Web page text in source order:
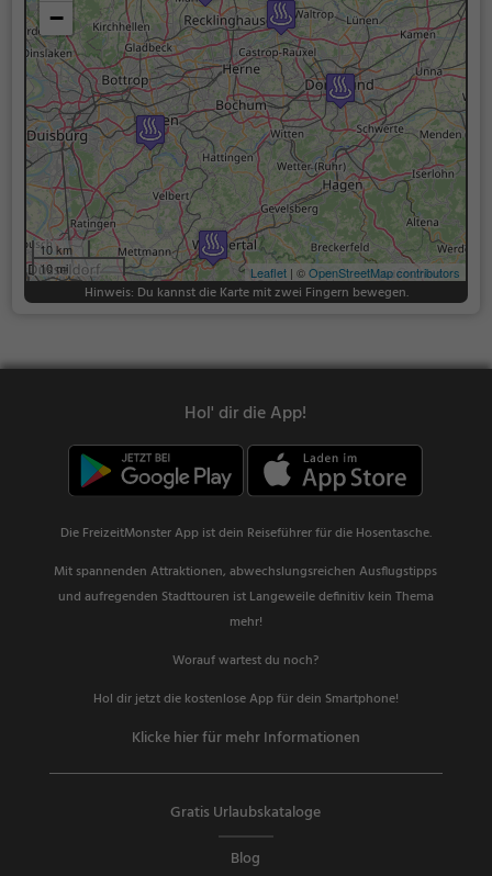
−
10 km
10 mi
Leaflet | ©OpenStreetMap contributors
Hinweis: Du kannst die Karte mit zwei Fingern bewegen.
Hol' dir die App!
Die FreizeitMonster App ist dein Reiseführer für die Hosentasche.
Mit spannenden Attraktionen, abwechslungsreichen Ausflugstipps
und aufregenden Stadttouren ist Langeweile definitiv kein Thema
mehr!
Worauf wartest du noch?
Hol dir jetzt die kostenlose App für dein Smartphone!
Klicke hier für mehr Informationen
Gratis Urlaubskataloge
Blog